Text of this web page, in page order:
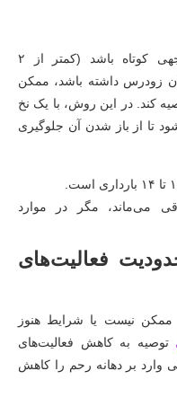
اگر طول سرویکس به‌طور قابل توجهی کوتاه باشد (کمتر از ۲
زودرس داشته باشد، ممکن
کند. در این روش، با یک نخ
تا از باز شدن آن جلوگیری
معمولاً تا هفته ۳۶ باقی می‌ماند، مگر در موارد
فعالیت‌های
ممکن نیست یا شرایط هنوز
توصیه به کاهش فعالیت‌های
وارد بر دهانه رحم را کاهش